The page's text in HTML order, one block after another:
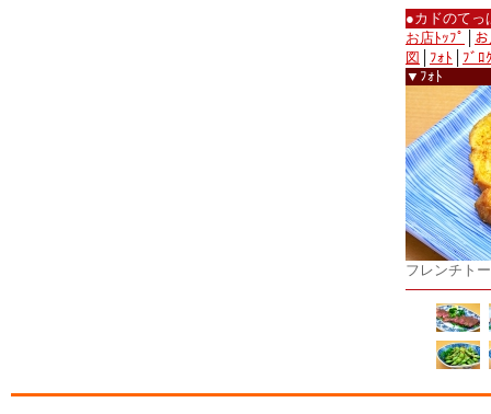
●カドのて
お店ﾄｯﾌﾟ
図
ﾌｫﾄ
ﾌﾞﾛ
▼ﾌｫﾄ
フレンチト